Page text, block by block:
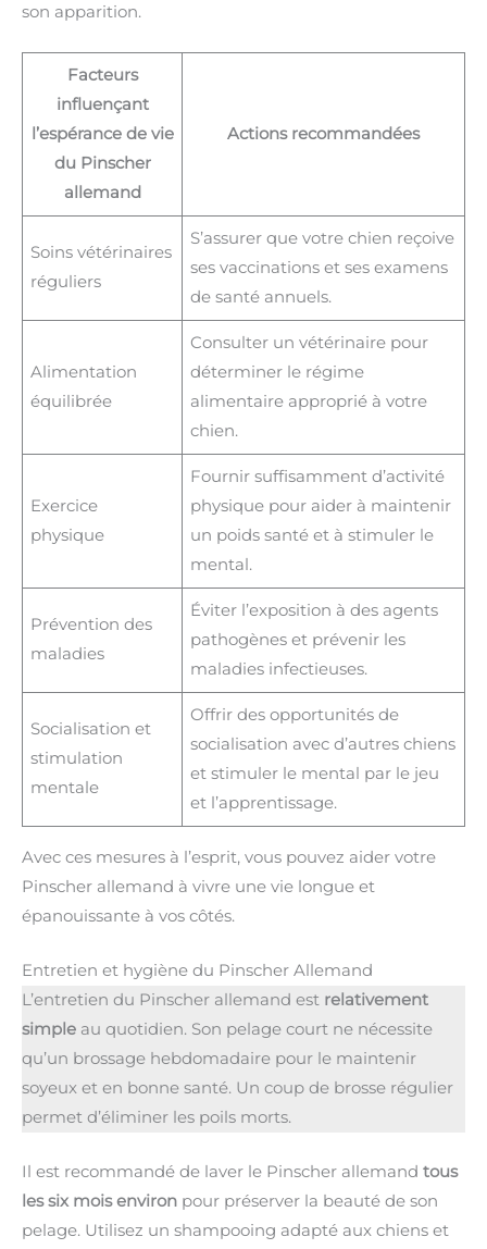
son apparition.
Facteurs
influençant
l’espérance de vie
du Pinscher
allemand
Actions recommandées
Soins vétérinaires
réguliers
S’assurer que votre chien reçoive
ses vaccinations et ses examens
de santé annuels.
Alimentation
équilibrée
Consulter un vétérinaire pour
déterminer le régime
alimentaire approprié à votre
chien.
Exercice
physique
Fournir suffisamment d’activité
physique pour aider à maintenir
un poids santé et à stimuler le
mental.
Prévention des
maladies
Éviter l’exposition à des agents
pathogènes et prévenir les
maladies infectieuses.
Socialisation et
stimulation
mentale
Offrir des opportunités de
socialisation avec d’autres chiens
et stimuler le mental par le jeu
et l’apprentissage.
Avec ces mesures à l’esprit, vous pouvez aider votre
Pinscher allemand à vivre une vie longue et
épanouissante à vos côtés.
Entretien et hygiène du Pinscher Allemand
L’entretien du Pinscher allemand est relativement
simple au quotidien. Son pelage court ne nécessite
qu’un brossage hebdomadaire pour le maintenir
soyeux et en bonne santé. Un coup de brosse régulier
permet d’éliminer les poils morts.
Il est recommandé de laver le Pinscher allemand tous
les six mois environ pour préserver la beauté de son
pelage. Utilisez un shampooing adapté aux chiens et